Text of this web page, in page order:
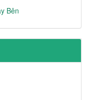
Bên